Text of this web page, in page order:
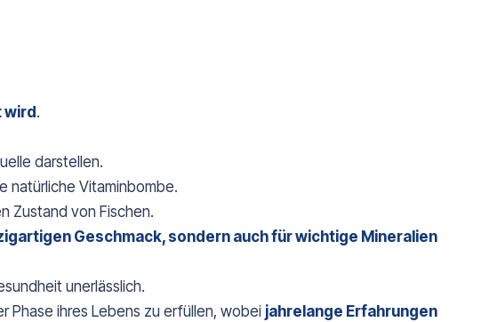
.
darstellen.
natürliche Vitaminbombe.
Zustand von Fischen.
Geschmack, sondern auch für wichtige Mineralien
unerlässlich.
Phase ihres Lebens zu erfüllen, wobei jahrelange Erfahrungen